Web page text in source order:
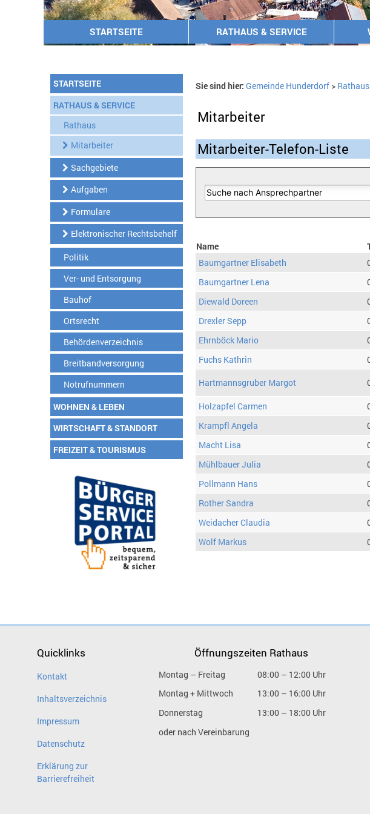
STARTSEITE RATHAUS & SERVICE
STARTSEITE
RATHAUS & SERVICE
Rathaus
Mitarbeiter
Sachgebiete
Aufgaben
Formulare
Elektronischer Rechtsbehelf
Politik
Ver- und Entsorgung
Bauhof
Ortsrecht
Behördenverzeichnis
Breitbandversorgung
Notrufnummern
WOHNEN & LEBEN
WIRTSCHAFT & STANDORT
FREIZEIT & TOURISMUS
Sie sind hier: Gemeinde Hunderdorf>
Mitarbeiter
Mitarbeiter-Telefon-Liste
Name
Baumgartner Elisabeth
Baumgartner Lena
Diewald Doreen
Drexler Sepp
Ehrnböck Mario
Fuchs Kathrin
Hartmannsgruber Margot
Holzapfel Carmen
Krampfl Angela
Macht Lisa
Mühlbauer Julia
Pollmann Hans
Rother Sandra
Weidacher Claudia
Wolf Markus
Quicklinks
Kontakt
Inhaltsverzeichnis
Impressum
Datenschutz
Erklärung zur
Barrierefreiheit
Öffnungszeiten Rathaus
Montag – Freitag
08:00 – 12:00 Uhr
Montag + Mittwoch
13:00 – 16:00 Uhr
Donnerstag
13:00 – 18:00 Uhr
oder nach Vereinbarung